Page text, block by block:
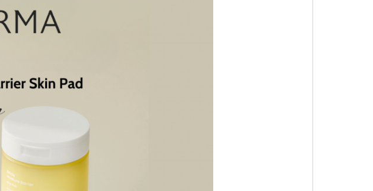
Bằng Rebalancing Emulsion lên mặt và cổ. Tiếp theo, khóa
Độ Ẩm: